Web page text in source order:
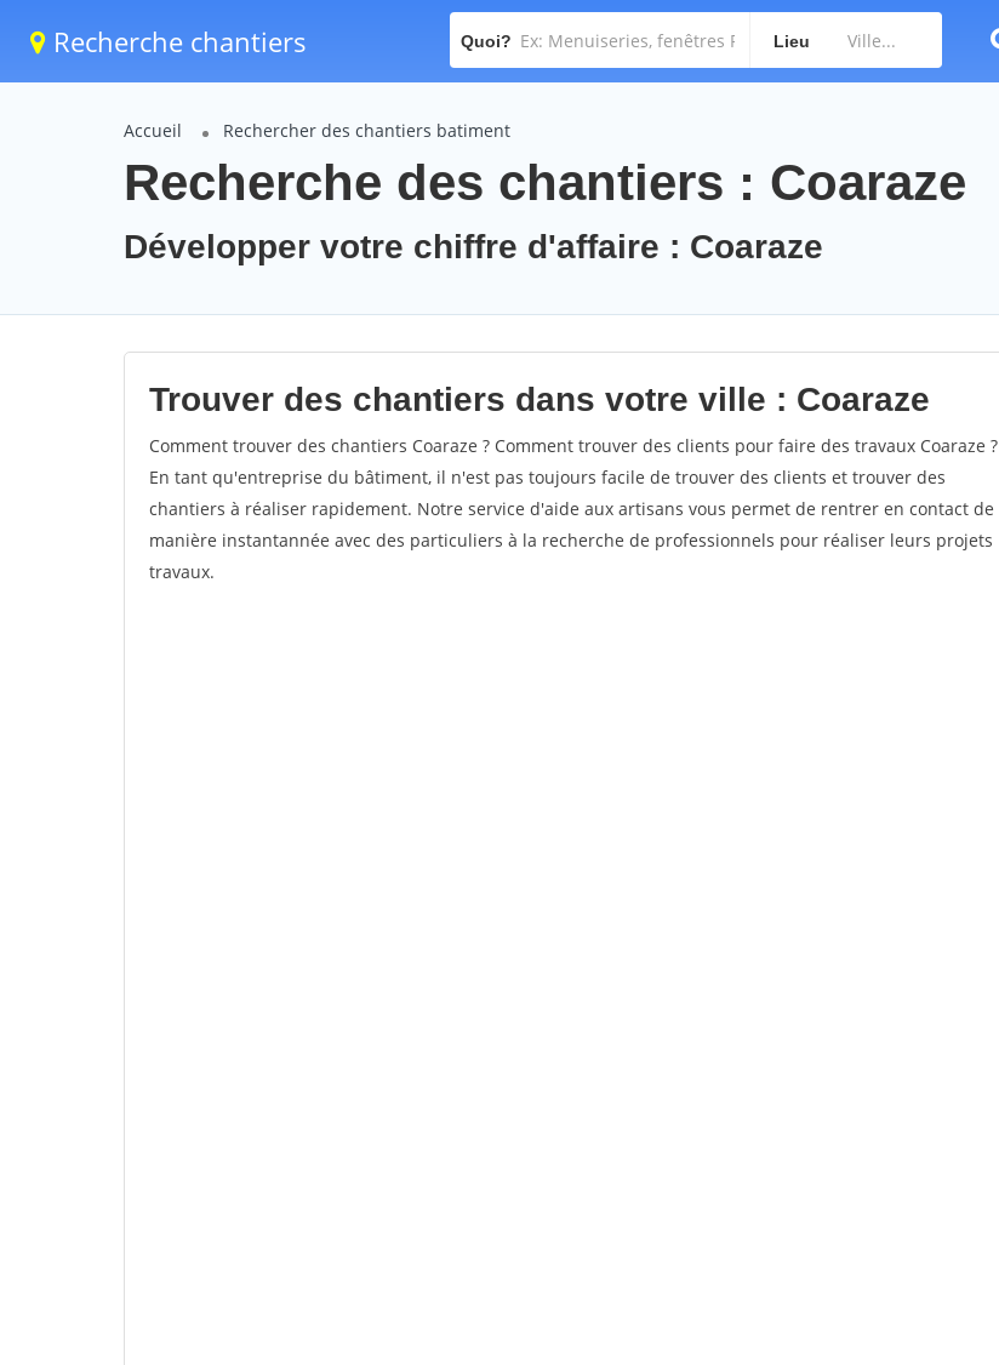
Recherche chantiers Quoi? Lieu
Accueil Rechercher des chantiers batiment
Recherche des chantiers : Coaraze
Développer votre chiffre d'affaire : Coaraze
Trouver des chantiers dans votre ville : Coaraze
Comment trouver des chantiers Coaraze ? Comment trouver des clients pour faire des travaux Coaraze ?
En tant qu'entreprise du bâtiment, il n'est pas toujours facile de trouver des clients et trouver des
chantiers à réaliser rapidement. Notre service d'aide aux artisans vous permet de rentrer en contact de
manière instantannée avec des particuliers à la recherche de professionnels pour réaliser leurs projets
travaux.